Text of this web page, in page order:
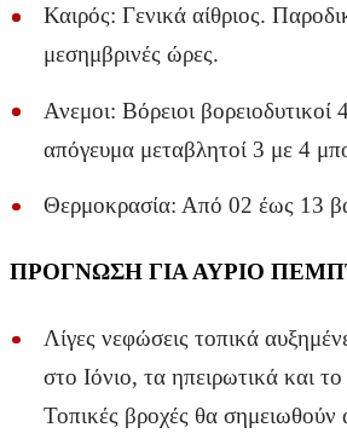
Καιρός: Γενικά αίθριος.
μεσημβρινές ώρες.
Ανεμοι: Βόρειοι
απόγευμα μεταβλητοί 3 με 4
Θερμοκρασία: Από 02 έως 13
ΠΡΟΓΝΩΣΗ ΓΙΑ ΑΥΡΙΟ
Λίγες νεφώσεις τοπικά
στο Ιόνιο, τα ηπειρωτικά και
Τοπικές βροχές θα